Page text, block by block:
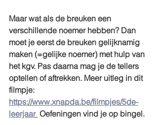
Maar wat als de breuken een
verschillende noemer hebben? Dan
moet je eerst de breuken gelijknamig
maken (=gelijke noemer) met hulp van
het kgv. Pas daarna mag je de tellers
optellen of aftrekken. Meer uitleg in dit
filmpje:
https://www.xnapda.be/filmpjes/5de-
leerjaar Oefeningen vind je op bingel.